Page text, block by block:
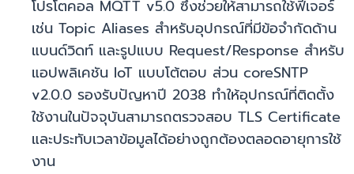
โปรโตคอล MQTT v5.0 ซึ่งช่วยให้สามารถใช้ฟีเจอร์
เช่น Topic Aliases สำหรับอุปกรณ์ที่มีข้อจำกัดด้าน
แบนด์วิดท์ และรูปแบบ Request/Response สำหรับ
แอปพลิเคชัน IoT แบบโต้ตอบ ส่วน coreSNTP
v2.0.0 รองรับปัญหาปี 2038 ทำให้อุปกรณ์ที่ติดตั้ง
ใช้งานในปัจจุบันสามารถตรวจสอบ TLS Certificate
และประทับเวลาข้อมูลได้อย่างถูกต้องตลอดอายุการใช้
งาน